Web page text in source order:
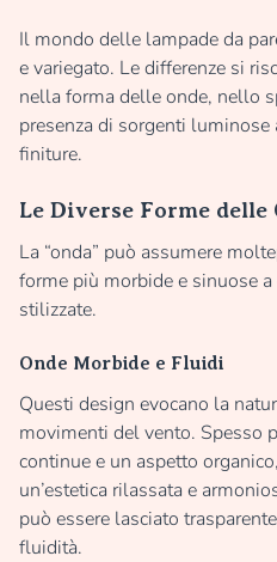
Il mondo delle lampade da
e variegato. Le differenze si
nella forma delle onde, nello
presenza di sorgenti
finiture.
Le Diverse Forme delle
La “onda” può assumere
forme più morbide e sinuose
stilizzate.
Onde Morbide e Fluidi
Questi design evocano la
movimenti del vento. Spesso
continue e un aspetto
un’estetica rilassata e
può essere lasciato
fluidità.